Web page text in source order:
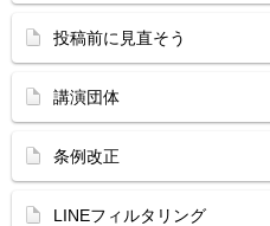
投稿前に見直そう
講演団体
条例改正
LINEフィルタリング